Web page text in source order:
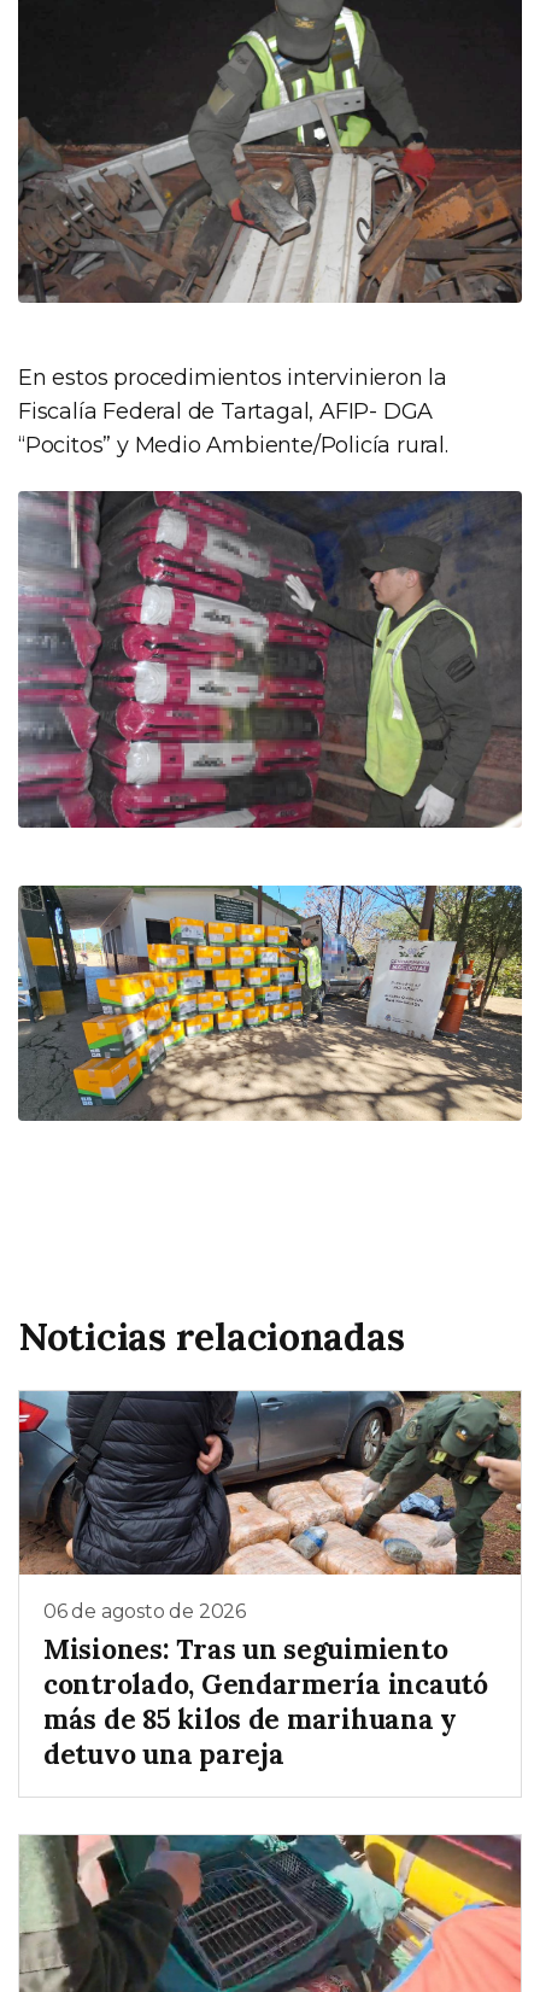
En estos procedimientos intervinieron la
Fiscalía Federal de Tartagal, AFIP- DGA
“Pocitos” y Medio Ambiente/Policía rural.
Noticias relacionadas
06 de agosto de 2026
Misiones: Tras un seguimiento
controlado, Gendarmería incautó
más de 85 kilos de marihuana y
detuvo una pareja